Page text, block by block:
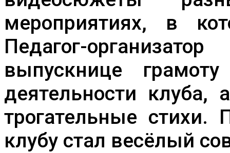
мероприятиях, в
Педагог-
выпускнице
деятельности клуба,
трогательные
клубу стал весёлый